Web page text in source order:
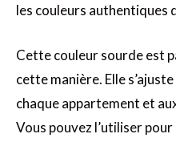
les couleurs authentiques
Cette couleur sourde est
cette manière. Elle
chaque appartement et
Vous pouvez l’utiliser pour